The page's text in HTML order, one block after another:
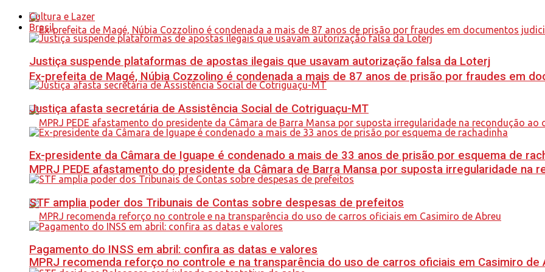
Ex-prefeita de Magé, Núbia Cozzolino é condenada a mais de 87 anos de prisão por fraudes em
MPRJ PEDE afastamento do presidente da Câmara de Barra Mansa por suposta irregularidade na
MPRJ recomenda reforço no controle e na transparência do uso de carros oficiais em Casimiro de
Cultura e Lazer
Brasil
Justiça suspende plataformas de apostas ilegais que usavam autorização falsa da Loterj
Justiça afasta secretária de Assistência Social de Cotriguaçu-MT
Ex-presidente da Câmara de Iguape é condenado a mais de 33 anos de prisão por esquema de
STF amplia poder dos Tribunais de Contas sobre despesas de prefeitos
Pagamento do INSS em abril: confira as datas e valores